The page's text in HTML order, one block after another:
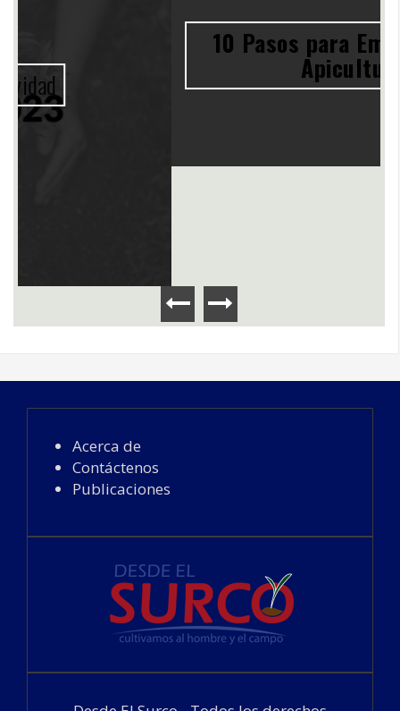
10 Pasos para Emprender en
Acerca de
Contáctenos
Publicaciones